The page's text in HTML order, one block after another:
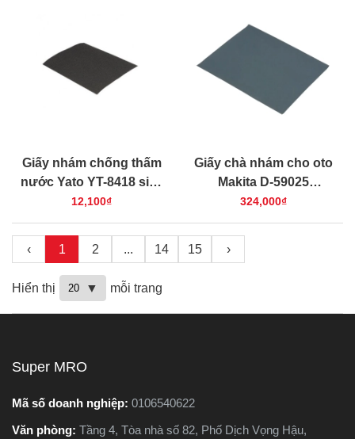
Giấy nhám chống thấm
nước Yato YT-8418 size
230x280mm Grit 2000
12,100₫
Giấy chà nhám cho oto
Makita D-59025
230x280mm 50 cái/bộ
(cỡ hạt 400)
324,000₫
‹ 1 2 ... 14 15 ›
Hiển thị mỗi trang
Super MRO
Mã số doanh nghiệp: 0106540622
Văn phòng: Tầng 4, Tòa nhà số 82, Phố Dịch Vọng Hậu,